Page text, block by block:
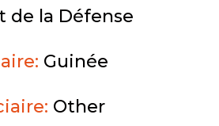
de la Défense
Guinée
Other